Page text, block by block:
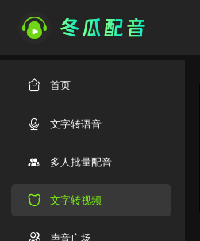
首页
文字转语音
多人批量配音
文字转视频
声音广场